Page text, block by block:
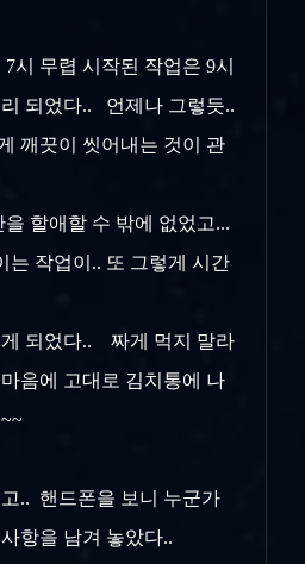
시 무렵 시작된 작업은 9시
되었다.. 언제나 그렇듯..
깨끗이 씻어내는 것이 관
할애할 수 밖에 없었고...
는 작업이.. 또 그렇게 시간
게 되었다.. 짜게 먹지 말라
음에 고대로 김치통에 나
.. 핸드폰을 보니 누군가
항을 남겨 놓았다..